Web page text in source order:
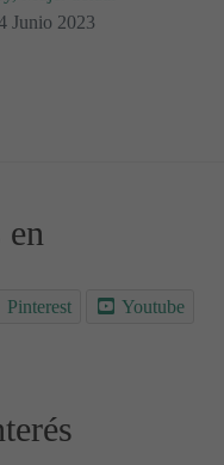
Junio 2023
¿La Ira es
con la depresión después de
en
Pinterest Youtube